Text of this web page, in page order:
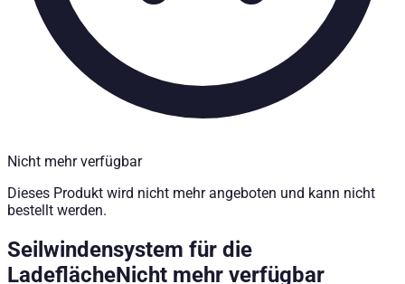
Passend für
Isuzu D-MAX Baujahr ab 2017+ Double Cab
Isuzu D-MAX Baujahr ab 2012+ Double Cab
Isuzu D-MAX Baujahr ab 2012+ Space Cab
Pick-up Zubehör
Nicht mehr verfügbar
Dieses Produkt wird nicht mehr angeboten und kann nicht
bestellt werden.
Seilwindensystem für die
LadeflächeNicht mehr verfügbar